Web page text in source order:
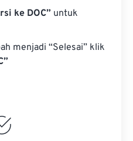
ke DOC” untuk
menjadi “Selesai” klik